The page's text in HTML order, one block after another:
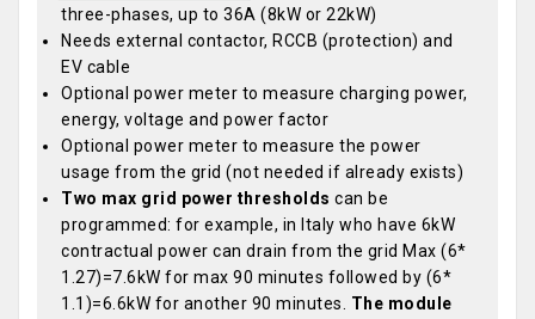
three-phases, up to 36A (8kW or 22kW)
Needs external contactor, RCCB (protection) and
EV cable
Optional power meter to measure charging power,
energy, voltage and power factor
Optional power meter to measure the power
usage from the grid (not needed if already exists)
Two max grid power thresholds can be
programmed: for example, in Italy who have 6kW
contractual power can drain from the grid Max (6*
1.27)=7.6kW for max 90 minutes followed by (6*
1.1)=6.6kW for another 90 minutes. The module